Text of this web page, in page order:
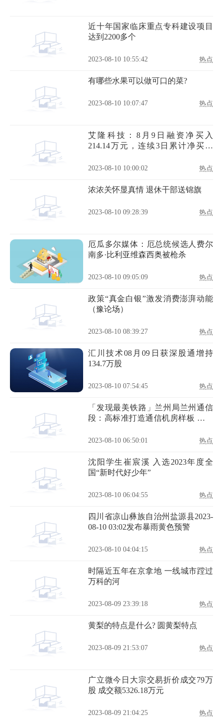
近十年国家临床重点专科建设项目
达到2200多个
2023-08-10 10:55:42 热点
有哪些水果可以做可口的菜?
2023-08-10 10:07:47 热点
艾隆科技：8月9日融资净买入
214.14万元，连续3日累计净买入
2023-08-10 10:00:02 热点
浓浓关怀显真情 退休干部送锦旗
2023-08-10 09:28:39 热点
厄瓜多尔媒体：厄总统候选人费尔
南多·比利亚维森西奥被枪杀
2023-08-10 09:05:09 热点
政策“真金白银”激发消费澎湃动能
（豫论场）
2023-08-10 08:39:27 热点
汇川技术08月09日获深股通增持
134.7万股
2023-08-10 07:54:45 热点
「发现最美铁路」兰州局兰州通信
段：高标准打造通信机房样板 全方
2023-08-10 06:50:01 热点
沈阳学生崔宸溪 入选2023年度全
国“新时代好少年”
2023-08-10 06:04:55 热点
四川省凉山彝族自治州盐源县2023-
08-10 03:02发布暴雨黄色预警
2023-08-10 04:04:15 热点
时隔近五年在京拿地 一线城市蹚过
万科的河
2023-08-09 23:39:18 热点
黄梨的特点是什么? 圆黄梨特点
2023-08-09 21:53:07 热点
广立微今日大宗交易折价成交79万
股 成交额5326.18万元
2023-08-09 21:04:25 热点